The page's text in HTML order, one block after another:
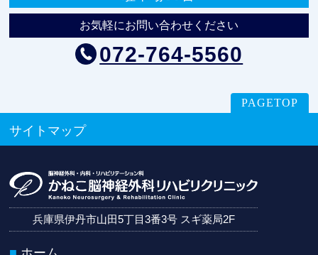
お気軽にお問い合わせください
072-764-5560
PAGETOP
サイトマップ
兵庫県伊丹市山田5丁目3番3号 スギ薬局2F